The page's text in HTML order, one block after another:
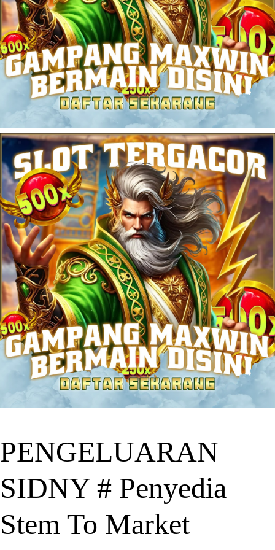
PENGELUARAN
SIDNY # Penyedia
Stem To Market